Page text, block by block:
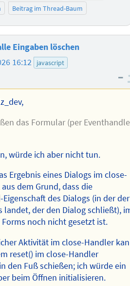
Beitrag im Thread-Baum
Eingaben löschen
16:12 javascript
–
das Formular (per
würde ich aber nicht tun.
Ergebnis eines Dialogs im close-
dem Grund, dass die
-Eigenschaft des Dialogs (in der der
landet, der den Dialog schließt),
noch nicht gesetzt ist.
Aktivität im close-Handler
reset() im close-Handler
den Fuß schießen; ich würde ein
beim Öffnen initialisieren.